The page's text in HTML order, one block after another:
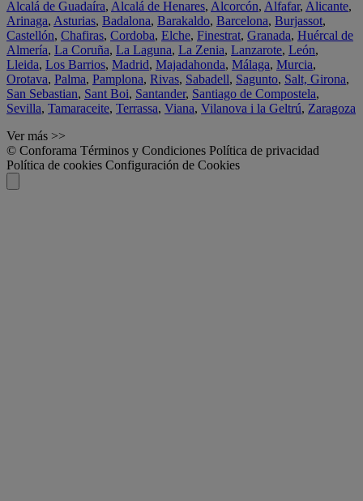
Alcalá de Guadaíra, Alcalá de Henares, Alcorcón, Alfafar, Alicante,
Arinaga, Asturias, Badalona, Barakaldo, Barcelona, Burjassot,
Castellón, Chafiras, Cordoba, Elche, Finestrat, Granada, Huércal de
Almería, La Coruña, La Laguna, La Zenia, Lanzarote, León,
Lleida, Los Barrios, Madrid, Majadahonda, Málaga, Murcia,
Orotava, Palma, Pamplona, Rivas, Sabadell, Sagunto, Salt, Girona,
San Sebastian, Sant Boi, Santander, Santiago de Compostela,
Sevilla, Tamaraceite, Terrassa, Viana, Vilanova i la Geltrú, Zaragoza
Ver más >>
© Conforama Términos y Condiciones Política de privacidad
Política de cookies Configuración de Cookies